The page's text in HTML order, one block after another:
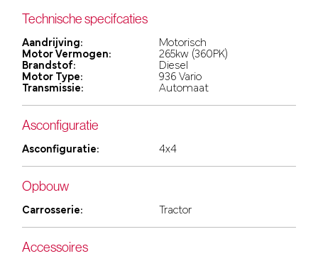
Technische specifcaties
Aandrijving:
Motorisch
Motor Vermogen:
265kw (360PK)
Brandstof:
Diesel
Motor Type:
936 Vario
Transmissie:
Automaat
Asconfiguratie
Asconfiguratie: 4x4
Opbouw
Carrosserie: Tractor
Accessoires